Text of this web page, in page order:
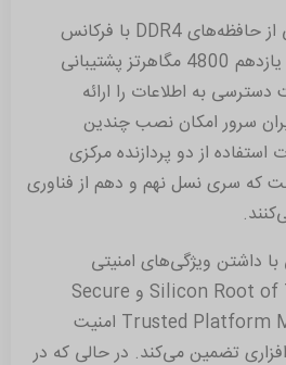
حافظه: سری پلاس اچ پی از حافظه‌های DDR4 با فرکانس
3200 مگاهرتز و در نسل یازدهم 4800 مگاهرتز پشتیبانی
به اطلاعات را ارائه
سرور امکان نصب چندین
از دو پردازنده مرکزی
که سری نسل نهم و دهم از فناوری
داشتن ویژگی‌های امنیتی
پیشرفته‌تری مانند Silicon Root of Trust و Secure
Encryption، و Trusted Platform Module امنیت
تضمین می‌کند. در حالی که در